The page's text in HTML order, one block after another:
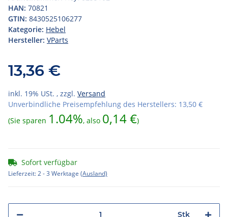
HAN: 70821
GTIN: 8430525106277
Kategorie: Hebel
Hersteller: VParts
13,36 €
inkl. 19% USt. , zzgl. Versand
Unverbindliche Preisempfehlung des Herstellers: 13,50 €
(Sie sparen 1.04%, also 0,14 €)
Sofort verfügbar
Lieferzeit:2 - 3 Werktage (Ausland)
Stk